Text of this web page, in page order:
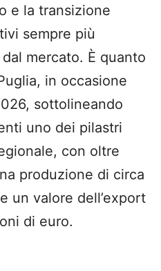
e la transizione
sempre più
mercato. È quanto
in occasione
sottolineando
uno dei pilastri
con oltre
produzione di circa
un valore dell’export
di euro.